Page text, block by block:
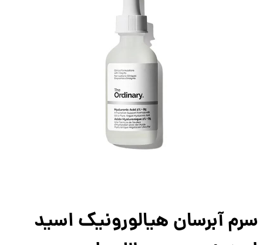
آبرسان هیالورونیک اسید